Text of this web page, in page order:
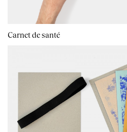
Carnet de santé